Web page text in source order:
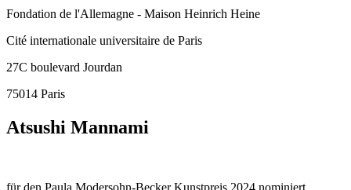
Fondation de l'Allemagne - Maison Heinrich Heine
Cité internationale universitaire de Paris
27C boulevard Jourdan
75014 Paris
Atsushi Mannami
für den Paula Modersohn-Becker Kunstpreis 2024 nominiert